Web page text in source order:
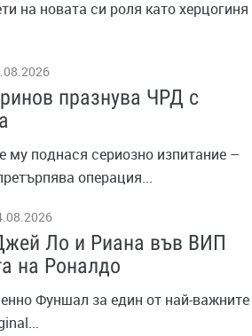
на новата си роля като херцогиня
празнува ЧРД с
му поднася сериозно изпитание –
операция...
Ло и Риана във ВИП
на Роналдо
Фуншал за един от най-важните